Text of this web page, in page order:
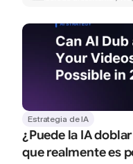
Estrategia de IA
¿Puede la IA
que realmente es